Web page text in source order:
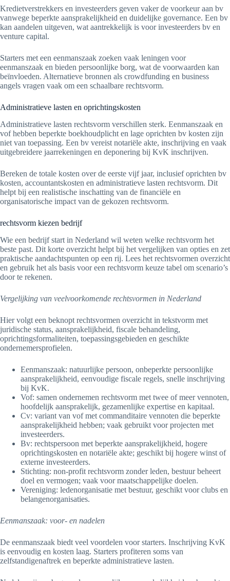
Kredietverstrekkers en investeerders geven vaker de voorkeur aan bv
vanwege beperkte aansprakelijkheid en duidelijke governance. Een bv
kan aandelen uitgeven, wat aantrekkelijk is voor investeerders bv en
venture capital.
Starters met een eenmanszaak zoeken vaak leningen voor
eenmanszaak en bieden persoonlijke borg, wat de voorwaarden kan
beïnvloeden. Alternatieve bronnen als crowdfunding en business
angels vragen vaak om een schaalbare rechtsvorm.
Administratieve lasten en oprichtingskosten
Administratieve lasten rechtsvorm verschillen sterk. Eenmanszaak en
vof hebben beperkte boekhoudplicht en lage oprichten bv kosten zijn
niet van toepassing. Een bv vereist notariële akte, inschrijving en vaak
uitgebreidere jaarrekeningen en deponering bij KvK inschrijven.
Bereken de totale kosten over de eerste vijf jaar, inclusief oprichten bv
kosten, accountantskosten en administratieve lasten rechtsvorm. Dit
helpt bij een realistische inschatting van de financiële en
organisatorische impact van de gekozen rechtsvorm.
rechtsvorm kiezen bedrijf
Wie een bedrijf start in Nederland wil weten welke rechtsvorm het
beste past. Dit korte overzicht helpt bij het vergelijken van opties en zet
praktische aandachtspunten op een rij. Lees het rechtsvormen overzicht
en gebruik het als basis voor een rechtsvorm keuze tabel om scenario’s
door te rekenen.
Vergelijking van veelvoorkomende rechtsvormen in Nederland
Hier volgt een beknopt rechtsvormen overzicht in tekstvorm met
juridische status, aansprakelijkheid, fiscale behandeling,
oprichtingsformaliteiten, toepassingsgebieden en geschikte
ondernemersprofielen.
Eenmanszaak: natuurlijke persoon, onbeperkte persoonlijke
aansprakelijkheid, eenvoudige fiscale regels, snelle inschrijving
bij KvK.
Vof: samen ondernemen rechtsvorm met twee of meer vennoten,
hoofdelijk aansprakelijk, gezamenlijke expertise en kapitaal.
Cv: variant van vof met commanditaire vennoten die beperkte
aansprakelijkheid hebben; vaak gebruikt voor projecten met
investeerders.
Bv: rechtspersoon met beperkte aansprakelijkheid, hogere
oprichtingskosten en notariële akte; geschikt bij hogere winst of
externe investeerders.
Stichting: non-profit rechtsvorm zonder leden, bestuur beheert
doel en vermogen; vaak voor maatschappelijke doelen.
Vereniging: ledenorganisatie met bestuur, geschikt voor clubs en
belangenorganisaties.
Eenmanszaak: voor- en nadelen
De eenmanszaak biedt veel voordelen voor starters. Inschrijving KvK
is eenvoudig en kosten laag. Starters profiteren soms van
zelfstandigenaftrek en beperkte administratieve lasten.